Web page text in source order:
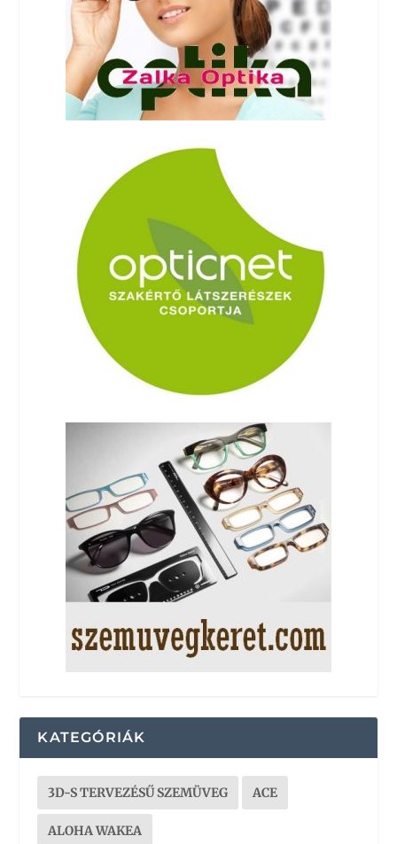
KATEGÓRIÁK
3D-S TERVEZÉSŰ SZEMÜVEG ACE
ALOHA WAKEA